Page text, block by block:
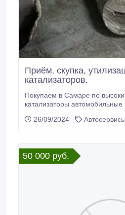
Приём, скупка,
катализаторов.
Покупаем в Самаре по
катализаторы
катализаторов всех видов и
лишь то, что внутри катализатора, сама начинка,
26/09/2024 Автосервисы
50 000 руб.